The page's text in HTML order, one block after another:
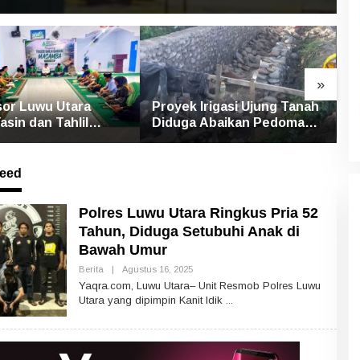
»
Luwu Utara
dan Tahlil
Korban
Proyek Irigasi Ujung Tanah
Diduga Abaikan Pedoman
Ditjen Pengairan, FK LSM-
Polres Luwu Utara Ringkus Pria 52
Tahun, Diduga Setubuhi Anak di
Bawah Umur
Berita | Agustus 16, 2025O
H
Yaqra.com, Luwu Utara– Unit Resmob Polres Luwu
Utara yang dipimpin Kanit Idik